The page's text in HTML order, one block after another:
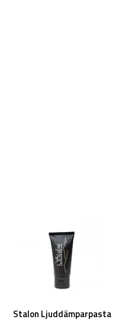
Stalon Ljuddämparpasta